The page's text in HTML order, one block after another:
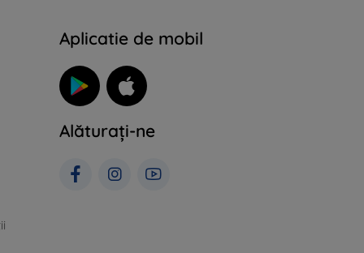
Aplicatie de mobil
Alăturați-ne